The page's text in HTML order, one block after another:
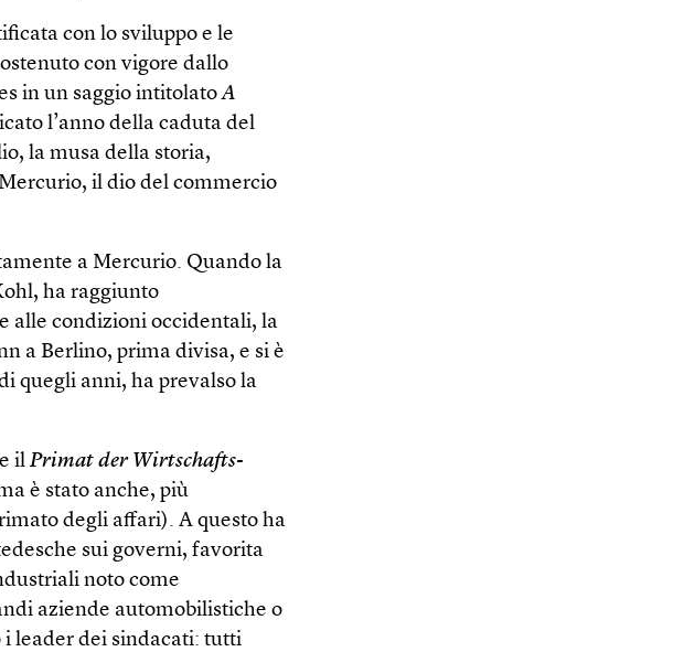
con lo sviluppo e le
con vigore dallo
in un saggio intitolatoA
l’anno della caduta del
la musa della storia,
il dio del commercio
a Mercurio. Quando la
ha raggiunto
alle condizioni occidentali, la
a Berlino, prima divisa, e si è
quegli anni, ha prevalso la
il Primat der Wirtschafts­
è stato anche, più
degli affari). A questo ha
sui governi, favorita
noto come
aziende automobilistiche o
leader dei sindacati: tutti